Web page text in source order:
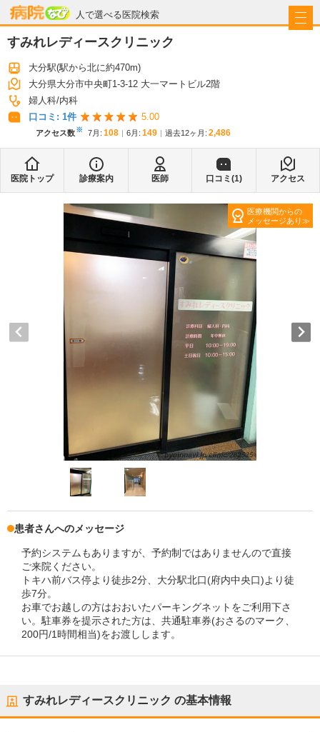
人で選べる医院検索
病院なび
すみれレディースクリニック
大分駅(駅から北に約470m)
大分県大分市中央町1-3-12 大一マートビル2階
婦人科 内科
口コミ: 1件 5.00
アクセス数※ 7月 : 108 6月 : 149 過去12ヶ月: 2,486
医院トップ 診療案内 医師 口コミ(1) アクセス
医療機関からの
メッセージあり
患者さんへのメッセージ
予約システムもありますが、予約制ではありませんので直接
ご来院ください。
トキハ前バス停より徒歩2分、大分駅北口(府内中央口)より徒
歩7分。
お車でお越しの方はおおいたパーキングネットをご利用下さ
い。駐車券を提示された方は、共通駐車券(おさるのマーク、
200円/1時間相当)をお渡しします。
すみれレディースクリニック の基本情報